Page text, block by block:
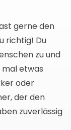
gerne den
richtig! Du
zu und
mal etwas
oder
der den
zuverlässig